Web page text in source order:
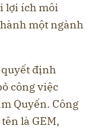
lợi ích môi
một ngành
quyết định
công việc
Quyến. Công
là GEM,